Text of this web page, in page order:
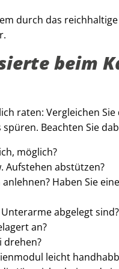
durch das
beim
raten: Vergleichen
Beachten Sie
möglich?
Aufstehen abstützen?
Haben Sie
abgelegt sind?
an?
drehen?
leicht